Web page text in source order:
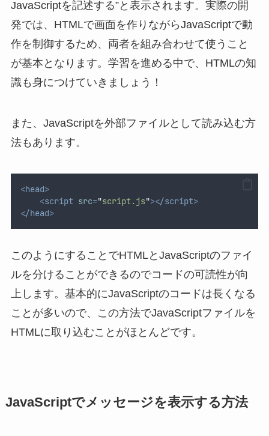
JavaScriptを記述する”と表示されます。実際の開
発では、HTMLで画面を作りながらJavaScriptで動
作を制御するため、両者を組み合わせて使うこと
が基本となります。学習を進める中で、HTMLの知
識も身につけていきましょう！
また、JavaScriptを外部ファイルとして読み込む方
法もあります。
<head>
<script src="script.js"></script>
</head>
このようにすることでHTMLとJavaScriptのファイ
ルを分けることができるのでコードの可読性が向
上します。基本的にJavaScriptのコードは長くなる
ことが多いので、この方法でJavaScriptファイルを
HTMLに取り込むことがほとんどです。
JavaScriptでメッセージを表示する方法